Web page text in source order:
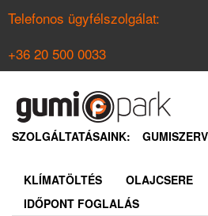
Telefonos ügyfélszolgálat:
+36 20 500 0033
NYÁRI GUMI KERESŐ
SZOLGÁLTATÁSAINK:
KLÍMATÖLTÉS
OLAJCSERE
IDŐPONT FOGLALÁS